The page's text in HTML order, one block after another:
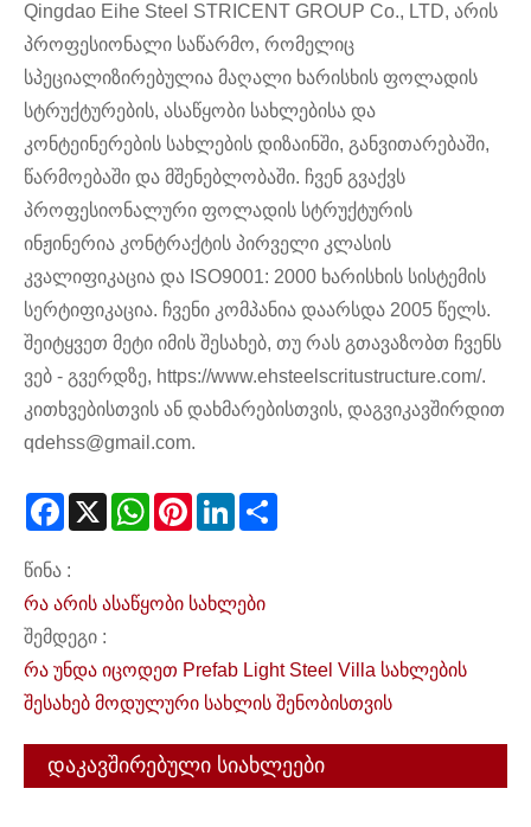
Qingdao Eihe Steel STRICENT GROUP Co., LTD, არის
პროფესიონალი საწარმო, რომელიც
სპეციალიზირებულია მაღალი ხარისხის ფოლადის
სტრუქტურების, ასაწყობი სახლებისა და
კონტეინერების სახლების დიზაინში, განვითარებაში,
წარმოებაში და მშენებლობაში. ჩვენ გვაქვს
პროფესიონალური ფოლადის სტრუქტურის
ინჟინერია კონტრაქტის პირველი კლასის
კვალიფიკაცია და ISO9001: 2000 ხარისხის სისტემის
სერტიფიკაცია. ჩვენი კომპანია დაარსდა 2005 წელს.
შეიტყვეთ მეტი იმის შესახებ, თუ რას გთავაზობთ ჩვენს
ვებ - გვერდზე, https://www.ehsteelscritustructure.com/.
კითხვებისთვის ან დახმარებისთვის, დაგვიკავშირდით
qdehss@gmail.com.
Facebook
X WhatsAppPinterestLinkedIn
წინა :
რა არის ასაწყობი სახლები
შემდეგი :
რა უნდა იცოდეთ Prefab Light Steel Villa სახლების
შესახებ მოდულური სახლის შენობისთვის
დაკავშირებული სიახლეები